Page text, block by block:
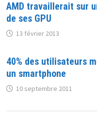
AMD travaillerait sur
de ses GPU
13 février 2013
40% des utilisateurs
un smartphone
10 septembre 2011